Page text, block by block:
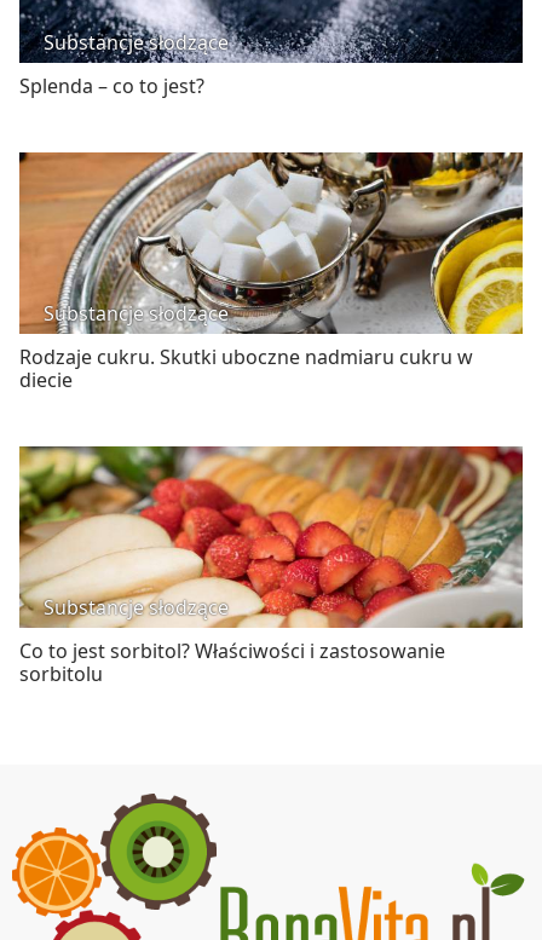
Substancje słodzące
Splenda – co to jest?
Substancje słodzące
Rodzaje cukru. Skutki uboczne nadmiaru cukru w
diecie
Substancje słodzące
Co to jest sorbitol? Właściwości i zastosowanie
sorbitolu